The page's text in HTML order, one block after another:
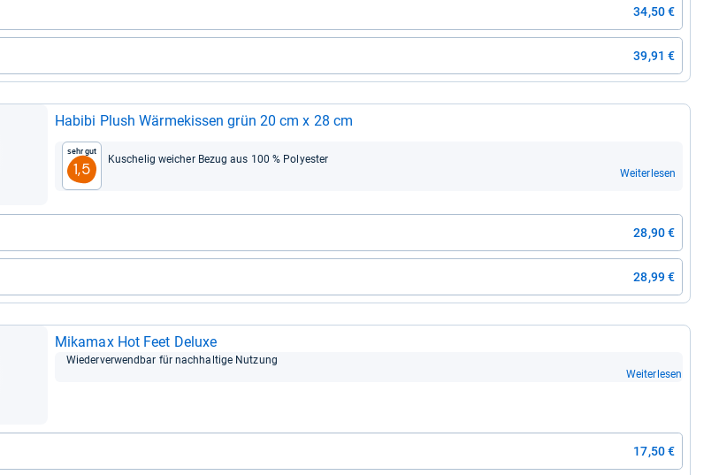
34,50 €
39,91 €
Habibi Plush Wär­me­kis­sen grün 20 cm x 28 cm
Sehr gut
1,5
Kusche­lig wei­cher Bezug aus 100 % Poly­es­ter
Weiterlesen
28,90 €
28,99 €
Mika­max Hot Feet Deluxe
Wie­der­ver­wend­bar für nach­hal­tige Nut­zung
Weiterlesen
17,50 €